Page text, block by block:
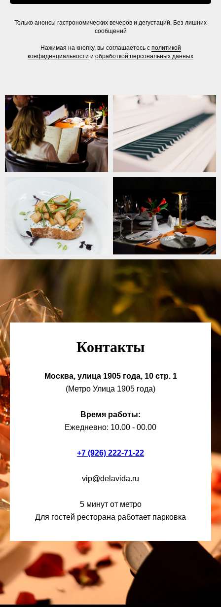
Только анонсы гастрономических вечеров и дегустаций. Без лишних
сообщений
Нажимая на кнопку, вы соглашаетесь с политикой
конфиденциальности и обработкой персональных данных
Контакты
Москва, улица 1905 года, 10 стр. 1
(Метро Улица 1905 года)
Время работы:
Ежедневно: 10.00 - 00.00
+7 (926) 222-71-22
vip@delavida.ru
5 минут от метро
Для гостей ресторана работает парковка